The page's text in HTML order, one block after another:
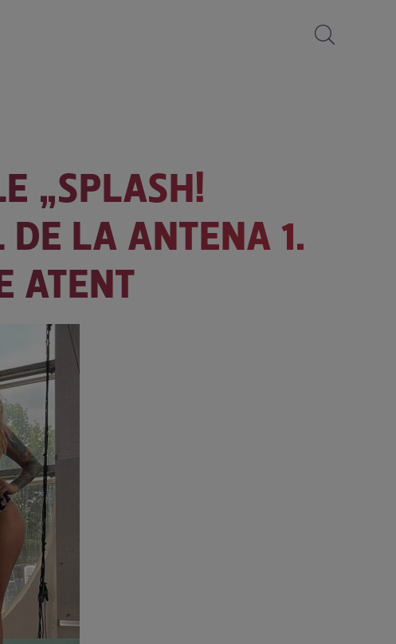
„SPLASH!
LA ANTENA 1.
ATENT